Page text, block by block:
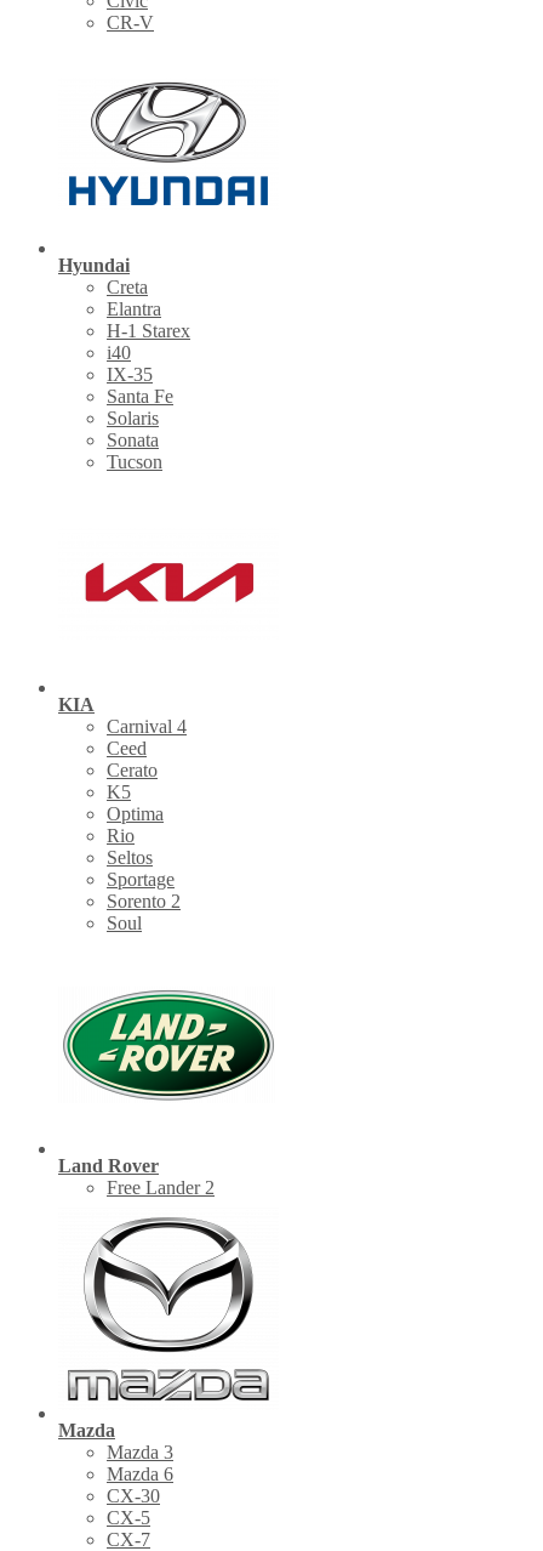
CR-V
Hyundai
Creta
Elantra
H-1 Starex
i40
IX-35
Santa Fe
Solaris
Sonata
Tucson
KIA
Carnival 4
Ceed
Cerato
K5
Optima
Rio
Seltos
Sportage
Sorento 2
Soul
Land Rover
Free Lander 2
Mazda
Mazda 3
Mazda 6
CX-30
СХ-5
CX-7